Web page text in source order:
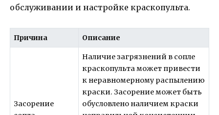
обслуживании и настройке краскопульта.
Причина Описание
Засорение
Наличие загрязнений в сопле
краскопульта может привести
к неравномерному распылению
краски. Засорение может быть
обусловлено наличием краски